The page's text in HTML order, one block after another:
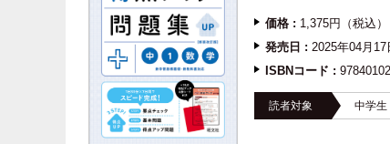
価格 : 1,375円（税込）
発売日 : 2025年04月17
ISBNコード :
読者対象 中学生